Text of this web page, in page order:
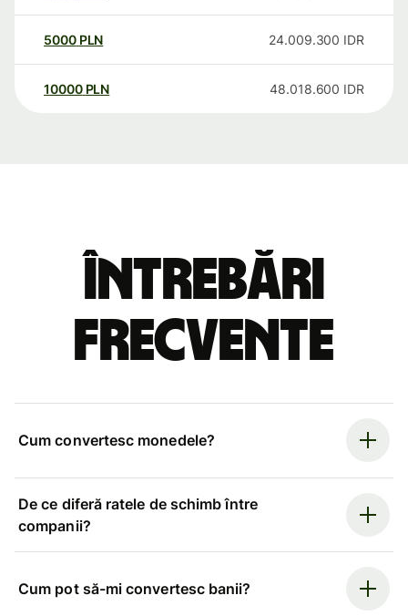
5000 PLN 24.009.300 IDR
10000 PLN 48.018.600 IDR
Întrebări
frecvente
Cum convertesc monedele?
De ce diferă ratele de schimb între
companii?
Cum pot să-mi convertesc banii?